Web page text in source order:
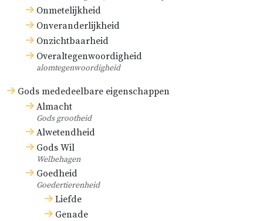
Onmetelijkheid
Onveranderlijkheid
Onzichtbaarheid
Overaltegenwoordigheid
alomtegenwoordigheid
Gods mededeelbare eigenschappen
Almacht
Gods grootheid
Alwetendheid
Gods Wil
Welbehagen
Goedheid
Goedertierenheid
Liefde
Genade